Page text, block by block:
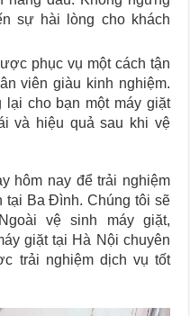
sự hài lòng cho khách
phục vụ một cách tận
viên giàu kinh nghiệm.
lại cho bạn một máy giặt
và hiệu quả sau khi vệ
hôm nay để trải nghiệm
tại Ba Đình. Chúng tôi sẽ
vệ sinh máy giặt,
giặt tại Hà Nội chuyên
trải nghiệm dịch vụ tốt